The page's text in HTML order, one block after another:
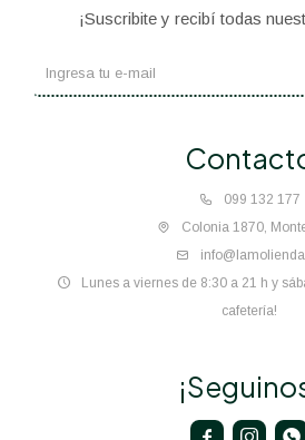
099 132 177
Colonia 1870,
Lunes a viernes de 8:30 a 21 h y
cafetería!
¡Suscribite y recibí todas